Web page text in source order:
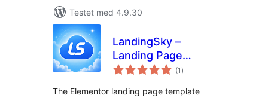
Testet med 4.9.30
LandingSky –
Landing Page
Template Library
(1 totale
vurderinger
)
The Elementor landing page template